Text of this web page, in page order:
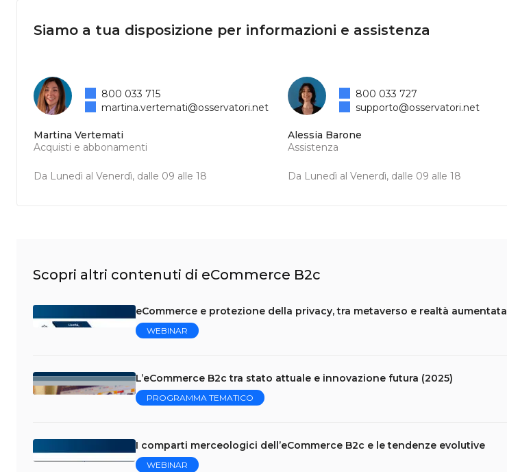
Siamo a tua disposizione per informazioni e assistenza
Martina Vertemati
Acquisti e abbonamenti
Da Lunedì al Venerdì, dalle 09 alle 18
800 033 715
martina.vertemati@osservatori.net
Alessia Barone
Assistenza
Da Lunedì al Venerdì, dalle 09 alle 18
800 033 727
supporto@osservatori.net
Scopri altri contenuti di eCommerce B2c
eCommerce e protezione della privacy, tra metaverso e realtà aumentata
WEBINAR
L’eCommerce B2c tra stato attuale e innovazione futura (2025)
PROGRAMMA TEMATICO
I comparti merceologici dell’eCommerce B2c e le tendenze evolutive
WEBINAR